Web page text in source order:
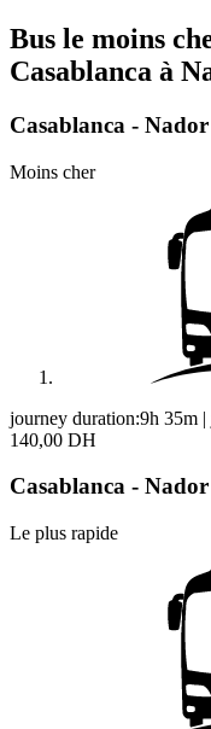
Bus le moins
Casablanca à
Casablanca - Nador
Moins cher
journey duration:9h 35m |
140,00 DH
Casablanca - Nador
Le plus rapide